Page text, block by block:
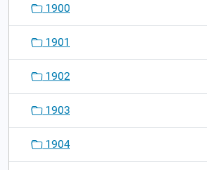
1900
1901
1902
1903
1904